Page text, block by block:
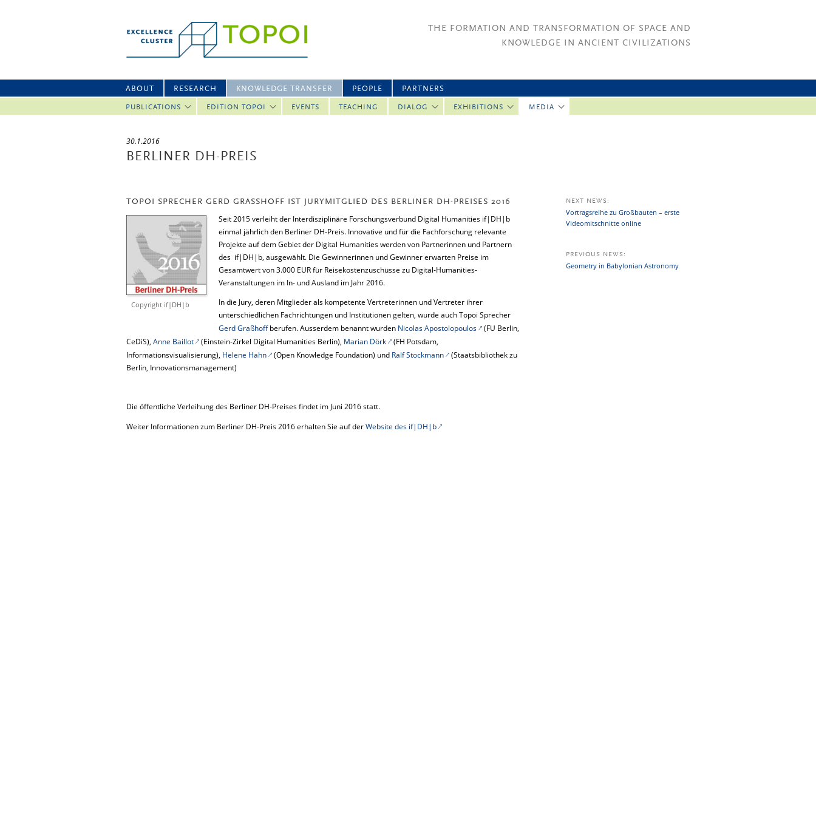
THE FORMATION AND TRANSFORMATION OF SPACE AND
KNOWLEDGE IN ANCIENT CIVILIZATIONS
ABOUT RESEARCH KNOWLEDGE TRANSFER
PUBLICATIONS EDITION TOPOI EVENTS TEACHING DIALOG EXHIBITIONS MEDIA
PEOPLE PARTNERS
30.1.2016
BERLINER DH-PREIS
TOPOI SPRECHER GERD GRASSHOFF IST JURYMITGLIED DES BERLINER DH-PREISES 2016
Copyright if|DH|b
Seit 2015 verleiht der Interdisziplinäre Forschungsverbund Digital Humanities if|DH|b
einmal jährlich den Berliner DH-Preis. Innovative und für die Fachforschung relevante
Projekte auf dem Gebiet der Digital Humanities werden von Partnerinnen und Partnern
des if|DH|b, ausgewählt. Die Gewinnerinnen und Gewinner erwarten Preise im
Gesamtwert von 3.000 EUR für Reisekostenzuschüsse zu Digital-Humanities-
Veranstaltungen im In- und Ausland im Jahr 2016.
In die Jury, deren Mitglieder als kompetente Vertreterinnen und Vertreter ihrer
unterschiedlichen Fachrichtungen und Institutionen gelten, wurde auch Topoi Sprecher
Gerd Graßhoffberufen. Ausserdem benannt wurden Nicolas Apostolopoulos
(FU Berlin,
CeDiS), Anne Baillot (Einstein-Zirkel Digital Humanities Berlin), Marian Dörk
(FH Potsdam,
Informationsvisualisierung), Helene Hahn (Open Knowledge Foundation) und Ralf Stockmann
(Staatsbibliothek zu
Berlin, Innovationsmanagement)
Die öffentliche Verleihung des Berliner DH-Preises findet im Juni 2016 statt.
Weiter Informationen zum Berliner DH-Preis 2016 erhalten Sie auf derWebsite des if|DH|b
NEXT NEWS:
Vortragsreihe zu Großbauten – erste
Videomitschnitte online
PREVIOUS NEWS:
Geometry in Babylonian Astronomy